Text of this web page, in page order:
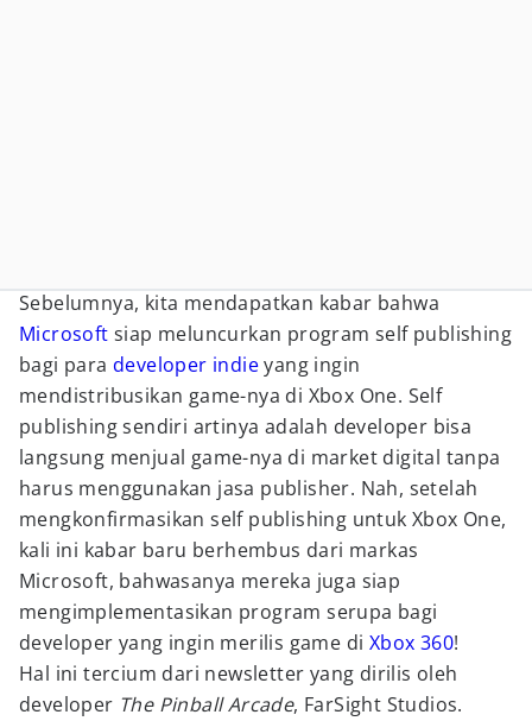
Sebelumnya, kita mendapatkan kabar bahwa
Microsoft siap meluncurkan program self publishing
bagi paradeveloper indieyang ingin
mendistribusikan game-nya di Xbox One. Self
publishing sendiri artinya adalah developer bisa
langsung menjual game-nya di market digital tanpa
harus menggunakan jasa publisher. Nah, setelah
mengkonfirmasikan self publishing untuk Xbox One,
kali ini kabar baru berhembus dari markas
Microsoft, bahwasanya mereka juga siap
mengimplementasikan program serupa bagi
developer yang ingin merilis game di Xbox 360!
Hal ini tercium dari newsletter yang dirilis oleh
developer The Pinball Arcade, FarSight Studios.